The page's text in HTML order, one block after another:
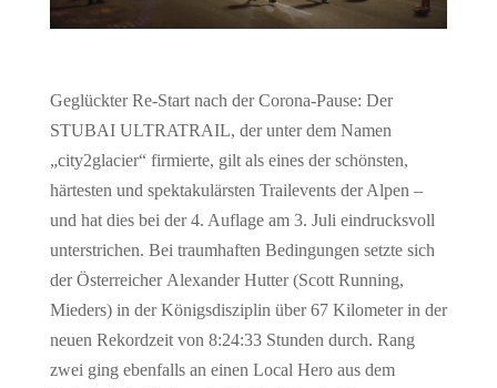
Geglückter Re-Start nach der Corona-Pause: Der
STUBAI ULTRATRAIL, der unter dem Namen
„city2glacier“ firmierte, gilt als eines der schönsten,
härtesten und spektakulärsten Trailevents der Alpen –
und hat dies bei der 4. Auflage am 3. Juli eindrucksvoll
unterstrichen. Bei traumhaften Bedingungen setzte sich
der Österreicher Alexander Hutter (Scott Running,
Mieders) in der Königsdisziplin über 67 Kilometer in der
neuen Rekordzeit von 8:24:33 Stunden durch. Rang
zwei ging ebenfalls an einen Local Hero aus dem